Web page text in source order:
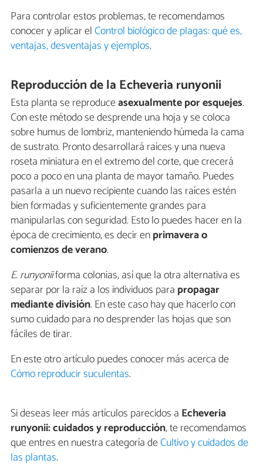
Para controlar estos problemas, te recomendamos
conocer y aplicar elControl biológico de plagas: qué es,
ventajas, desventajas y ejemplos.
Reproducción de la Echeveria runyonii
Esta planta se reproduceasexualmente por esquejes.
Con este método se desprende una hoja y se coloca
sobre humus de lombriz, manteniendo húmeda la cama
de sustrato. Pronto desarrollará raíces y una nueva
roseta miniatura en el extremo del corte, que crecerá
poco a poco en una planta de mayor tamaño. Puedes
pasarla a un nuevo recipiente cuando las raíces estén
bien formadas y suficientemente grandes para
manipularlas con seguridad. Esto lo puedes hacer en la
época de crecimiento, es decir enprimavera o
comienzos de verano.
E. runyoniiforma colonias, así que la otra alternativa es
separar por la raíz a los individuos para propagar
mediante división. En este caso hay que hacerlo con
sumo cuidado para no desprender las hojas que son
fáciles de tirar.
En este otro artículo puedes conocer más acerca de
Cómo reproducir suculentas.
Si deseas leer más artículos parecidos a Echeveria
runyonii: cuidados y reproducción, te recomendamos
que entres en nuestra categoría deCultivo y cuidados de
las plantas.